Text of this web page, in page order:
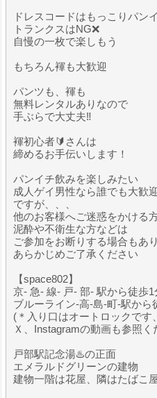
ドレスコードはもっこりパン
トランクスはNG❌
自慢の一枚で楽しもう
もちろん褌も大歓迎
パンツも、褌も
無料レンタルありなので
手ぶらで大丈夫‼️
褌初心者🔰さんは
締めるお手伝いします！
パンイチ飲みを楽しみたい
成人ゲイ男性なら誰でも大歓
ですが、、、
他のお客様へご迷惑をかける
泥酔や不衛生な方などは
ご参加をお断りする場合もあ
あらかじめご了承ください
【space802】
京- 急- 線- 戸- 部- 駅から徒歩1
ブルーライン-高-島-町-駅から
(＊入り口はオートロックです
Ｘ、Instagramの動画も参照く
戸部駅記念湯♨️の正面
エメラルドグリーンの建物
建物一階は花屋、隣はたばこ